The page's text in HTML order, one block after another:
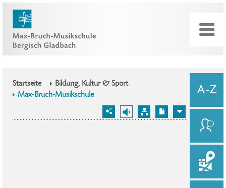
Startseite
Bildung, Kultur & Sport
Max-Bruch-Musikschule